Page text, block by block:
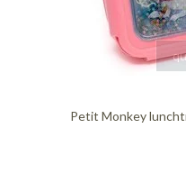
Petit Monkey